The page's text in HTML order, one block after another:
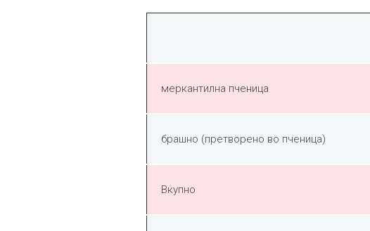
меркантилна пченица
брашно (претворено во пченица)
Вкупно